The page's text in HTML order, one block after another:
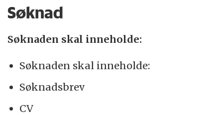
Søknad
Søknaden skal inneholde:
Søknaden skal inneholde:
Søknadsbrev
CV